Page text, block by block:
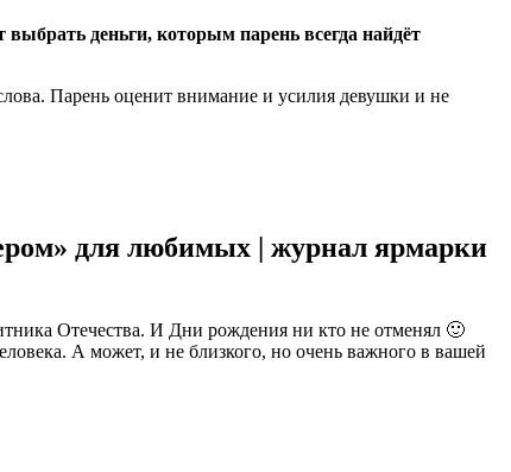
деньги, которым парень всегда найдёт
Парень оценит внимание и усилия девушки и не
для любимых | журнал ярмарки
Отечества. И Дни рождения ни кто не отменял 🙂
А может, и не близкого, но очень важного в вашей